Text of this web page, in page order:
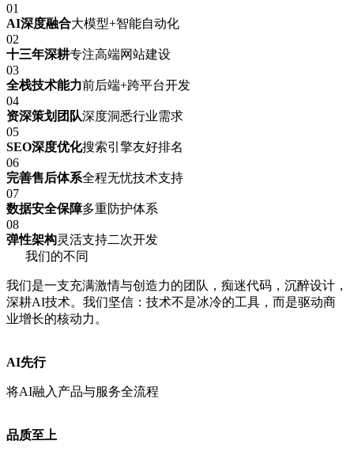
01
AI深度融合大模型+智能自动化
02
十三年深耕专注高端网站建设
03
全栈技术能力前后端+跨平台开发
04
资深策划团队深度洞悉行业需求
05
SEO深度优化搜索引擎友好排名
06
完善售后体系全程无忧技术支持
07
数据安全保障多重防护体系
08
弹性架构灵活支持二次开发
我们的不同
我们是一支充满激情与创造力的团队，痴迷代码，沉醉设计，
深耕AI技术。我们坚信：技术不是冰冷的工具，而是驱动商
业增长的核动力。
AI先行
将AI融入产品与服务全流程
品质至上